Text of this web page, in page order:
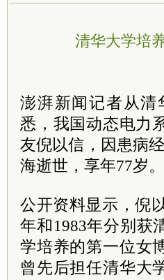
清华大学培
澎湃新闻记者从清
悉，我国动态电力
友倪以信，因患病
海逝世，享年77岁。
公开资料显示，倪
年和1983年分别获
学培养的第一位女
曾先后担任清华大